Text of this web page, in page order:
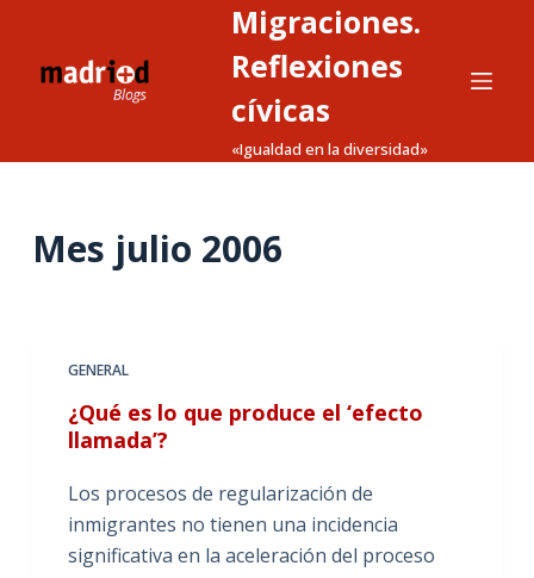
Migraciones.
Reflexiones
cívicas
«Igualdad en la diversidad»
Mes julio 2006
GENERAL
¿Qué es lo que produce el ‘efecto
llamada’?
Los procesos de regularización de
inmigrantes no tienen una incidencia
significativa en la aceleración del proceso